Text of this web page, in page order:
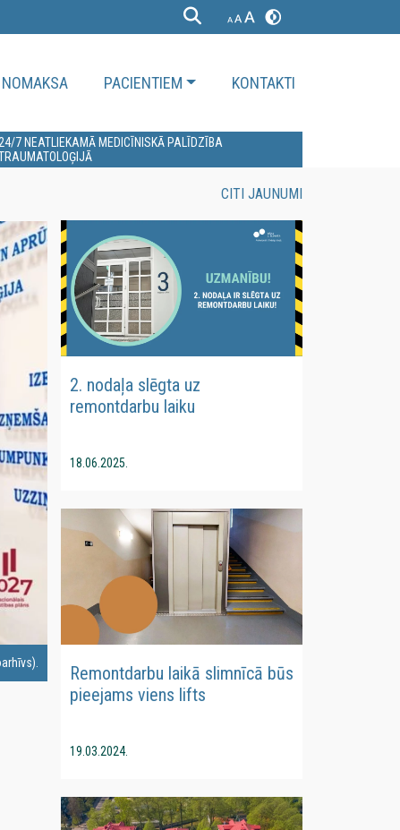
NOMAKSA PACIENTIEM KONTAKTI
7 NEATLIEKAMĀ MEDICĪNISKĀ PALĪDZĪBA
CITI JAUNUMI
2. nodaļa slēgta uz
remontdarbu laiku
18.06.2025.
Remontdarbu laikā slimnīcā būs
pieejams viens lifts
19.03.2024.